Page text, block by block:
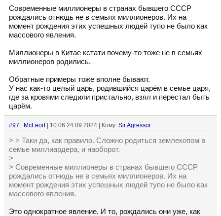
Современные миллионеры в странах бывшего СССР
рождались отнюдь не в семьях миллионеров. Их на
момент рождения этих успешных людей тупо не было как
массового явления.
Миллионеры в Китае кстати почему-то тоже не в семьях
миллионеров родились.
Обратные примеры тоже вполне бывают.
У нас как-то целый царь, родившийся царём в семье царя,
где за кровями следили пристально, взял и перестал быть
царём.
#97 McLeod | 10:06 24.09.2024 | Кому: Sir Agressor
> > Таки да, как правило. Сложно родиться землекопом в
семье миллиардера, и наоборот.
>
> Современные миллионеры в странах бывшего СССР
рождались отнюдь не в семьях миллионеров. Их на
момент рождения этих успешных людей тупо не было как
массового явления.
Это однократное явление. И то, рождались они уже, как